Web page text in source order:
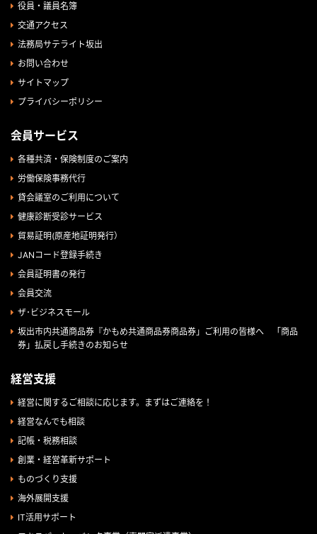
役員・議員名簿
交通アクセス
法務局サテライト坂出
お問い合わせ
サイトマップ
プライバシーポリシー
会員サービス
各種共済・保険制度のご案内
労働保険事務代行
貸会議室のご利用について
健康診断受診サービス
貿易証明(原産地証明発行）
JANコード登録手続き
会員証明書の発行
会員交流
ザ･ビジネスモール
坂出市内共通商品券『かもめ共通商品券商品券」ご利用の皆様へ 「商品
券」払戻し手続きのお知らせ
経営支援
経営に関するご相談に応じます。まずはご連絡を！
経営なんでも相談
記帳・税務相談
創業・経営革新サポート
ものづくり支援
海外展開支援
IT活用サポート